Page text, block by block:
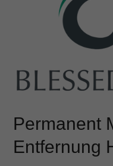
Permanent
Entfernung